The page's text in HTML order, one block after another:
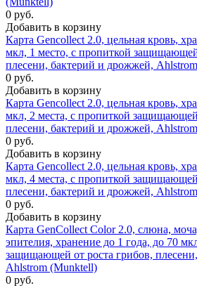
0 руб.
Добавить в корзину
Карта Gencollect 2.0, цельная кровь,
мкл, 1 место, с пропиткой
плесени, бактерий и дрожжей,
0 руб.
Добавить в корзину
Карта Gencollect 2.0, цельная кровь,
мкл, 2 места, с пропиткой защищающей
плесени, бактерий и дрожжей,
0 руб.
Добавить в корзину
Карта Gencollect 2.0, цельная кровь,
мкл, 4 места, с пропиткой защищающей
плесени, бактерий и дрожжей,
0 руб.
Добавить в корзину
Карта GenCollect Color 2.0, слюна,
эпителия, хранение до 1 года, до 70
защищающей от роста грибов,
Ahlstrom (Munktell)
0 руб.